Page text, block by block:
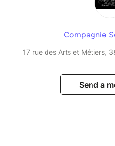
Compagnie
17 rue des Arts et Métiers,
Send a